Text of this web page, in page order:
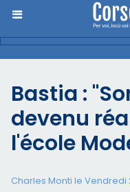
Bastia :
devenu
l'école
Charles Monti le Vendredi